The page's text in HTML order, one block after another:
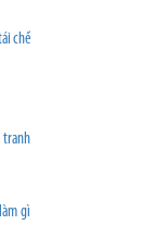
chế
tranh
gì